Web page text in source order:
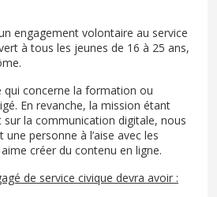
engagement volontaire au service
à tous les jeunes de 16 à 25 ans,
qui concerne la formation ou
En revanche, la mission étant
la communication digitale, nous
personne à l’aise avec les
créer du contenu en ligne.
de service civique devra avoir :